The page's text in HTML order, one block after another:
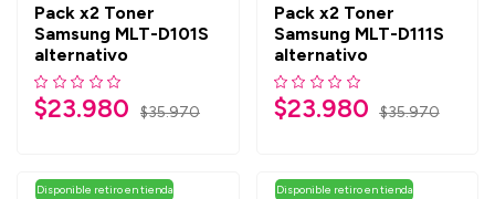
Pack x2 Toner
Samsung MLT-D101S
alternativo
$35.970
$23.980
Pack x2 Toner
Samsung MLT-D111S
alternativo
$35.970
$23.980
Disponible retiro en tienda Disponible retiro en tienda